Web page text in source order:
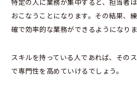
おこなうことになります。その結果、
確で効率的な業務ができるようになりま
スキルを持っている人であれば、その
で専門性を高めていけるでしょう。